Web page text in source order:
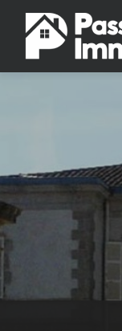
Aller
contenu
principal